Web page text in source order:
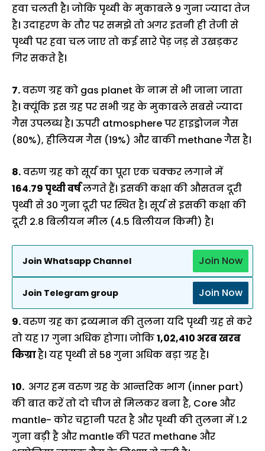
हवा चलती है। जोकि पृथ्वी के मुकाबले 9 गुना ज्यादा तेज
है। उदाहरण के तौर पर समझे तो अगर इतनी ही तेजी से
पृथ्वी पर हवा चल जाए तो कई सारे पेड़ जड़ से उखड़कर
गिर सकते है।
7.वरुण ग्रह को gas planet के नाम से भी जाना जाता
है। क्यूंकि इस ग्रह पर सभी ग्रह के मुकाबले सबसे ज्यादा
गैस उपलब्ध है। ऊपरी atmosphere पर हाइड्रोजन गैस
(80%), हीलियम गैस (19%) और बाकी methane गैस है।
8.वरुण ग्रह को सूर्य का पूरा एक चक्कर लगाने में
164.79 पृथ्वी वर्षलगते हैं। इसकी कक्षा की औसतन दूरी
पृथ्वी से 30 गुना दूरी पर स्थित है। सूर्य से इसकी कक्षा की
दूरी 2.8 बिलीयन मील (4.5 बिलीयन किमी) है।
Join Whatsapp Channel Join Now
Join Telegram group Join Now
9.वरुण ग्रह का द्रव्यमान की तुलना यदि पृथ्वी ग्रह से करे
तो यह 17 गुना अधिक होगा। जोकि1,02,410 अरब खरब
किग्राहै। यह पृथ्वी से 58 गुना अधिक बड़ा ग्रह है।
10. अगर हम वरुण ग्रह के आन्तरिक भाग (inner part)
की बात करें तो दो चीज से मिलकर बना है, Core और
mantle- कोर चट्टानी परत है और पृथ्वी की तुलना में 1.2
गुना बड़ी है और mantle की परत methane और